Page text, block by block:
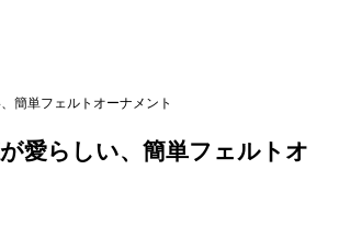
簡単フェルトオーナメント
愛らしい、簡単フェルトオ